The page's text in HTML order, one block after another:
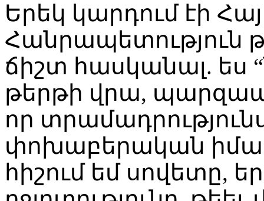
Երեկ կարդում էի
Հանրապետություն
ճիշտ հասկանալ. ես
թերթի վրա,
որ
փոխաբերական
հիշում եմ սովետը,